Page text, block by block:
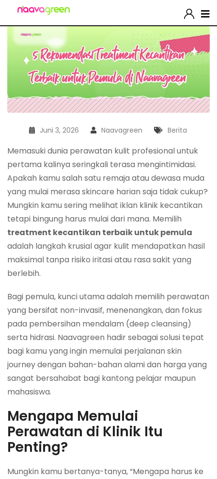
Juni 3, 2026 Naavagreen Berita
Memasuki dunia perawatan kulit profesional untuk
pertama kalinya seringkali terasa mengintimidasi.
Apakah kamu salah satu remaja atau dewasa muda
yang mulai merasa skincare harian saja tidak cukup?
Mungkin kamu sering melihat iklan klinik kecantikan
tetapi bingung harus mulai dari mana. Memilih
treatment kecantikan terbaik untuk pemula
adalah langkah krusial agar kulit mendapatkan hasil
maksimal tanpa risiko iritasi atau rasa sakit yang
berlebih.
Bagi pemula, kunci utama adalah memilih perawatan
yang bersifat non-invasif, menenangkan, dan fokus
pada pembersihan mendalam (deep cleansing)
serta hidrasi. Naavagreen hadir sebagai solusi tepat
bagi kamu yang ingin memulai perjalanan skin
journeydengan bahan-bahan alami dan harga yang
sangat bersahabat bagi kantong pelajar maupun
mahasiswa.
Mengapa Memulai
Perawatan di Klinik Itu
Penting?
Mungkin kamu bertanya-tanya, “Mengapa harus ke